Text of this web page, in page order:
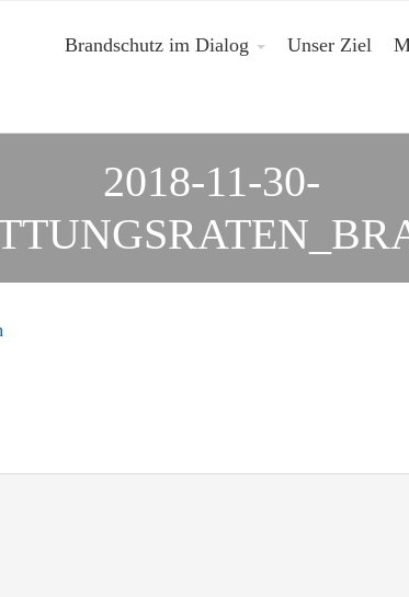
Brandschutz im Dialog Unser Ziel
2018-11-30-